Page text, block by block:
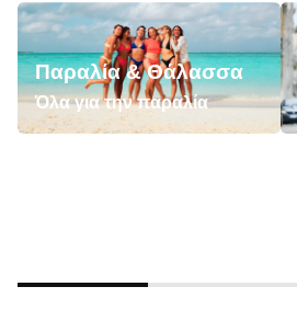
Παραλία & Θάλασσα
Όλα για την παραλία